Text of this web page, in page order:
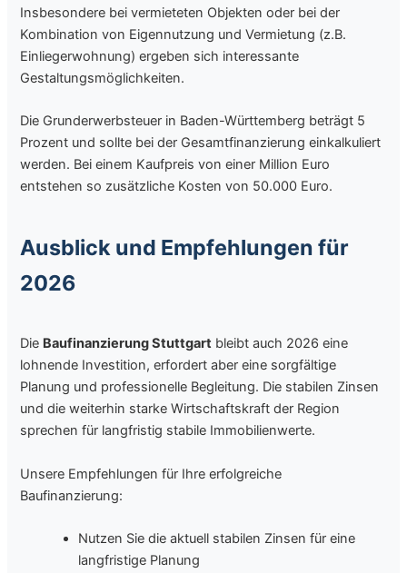
Insbesondere bei vermieteten Objekten oder bei der
Kombination von Eigennutzung und Vermietung (z.B.
Einliegerwohnung) ergeben sich interessante
Gestaltungsmöglichkeiten.
Die Grunderwerbsteuer in Baden-Württemberg beträgt 5
Prozent und sollte bei der Gesamtfinanzierung einkalkuliert
werden. Bei einem Kaufpreis von einer Million Euro
entstehen so zusätzliche Kosten von 50.000 Euro.
Ausblick und Empfehlungen für
2026
Die Baufinanzierung Stuttgart bleibt auch 2026 eine
lohnende Investition, erfordert aber eine sorgfältige
Planung und professionelle Begleitung. Die stabilen Zinsen
und die weiterhin starke Wirtschaftskraft der Region
sprechen für langfristig stabile Immobilienwerte.
Unsere Empfehlungen für Ihre erfolgreiche
Baufinanzierung:
Nutzen Sie die aktuell stabilen Zinsen für eine
langfristige Planung